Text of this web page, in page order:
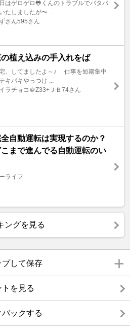
はゲロゲロ🐸くんのトラブルでバタバ
たしましたが〜 ...
さん595さん
の植え込みの手入れをば
、してましたよ～♪ 仕事を短期集中
キパキやっつけ ...
ラチョコ＠Z33+ＪＢ74さん
自動運転は実現するのか？
こまで進んでる自動運転のい
ライフ
ングを見る
プして保存
を見る
ックする